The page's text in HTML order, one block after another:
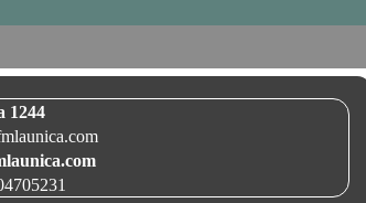
1244